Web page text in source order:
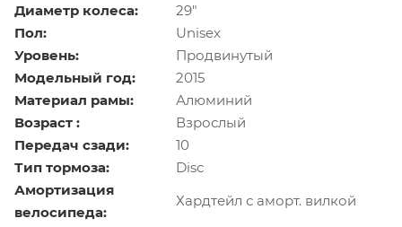
Диаметр колеса:
29"
Пол:
Unisex
Уровень:
Продвинутый
Модельный год:
2015
Материал рамы:
Алюминий
Возраст :
Взрослый
Передач сзади:
10
Тип тормоза:
Disс
Амортизация
велосипеда:
Хардтейл с аморт. вилкой